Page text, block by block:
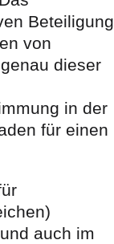
Beteiligung
von
dieser
in der
für einen
auch im